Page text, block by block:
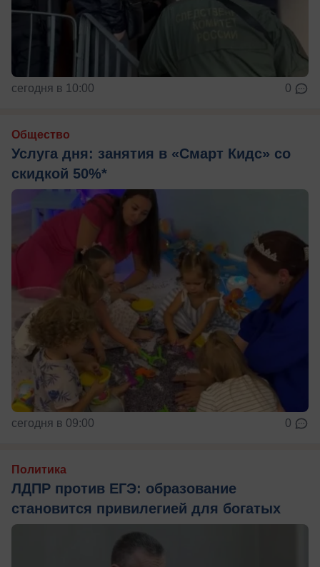
сегодня в 10:00 0
Общество
Услуга дня: занятия в «Смарт Кидс» со
скидкой 50%*
сегодня в 09:00 0
Политика
ЛДПР против ЕГЭ: образование
становится привилегией для богатых